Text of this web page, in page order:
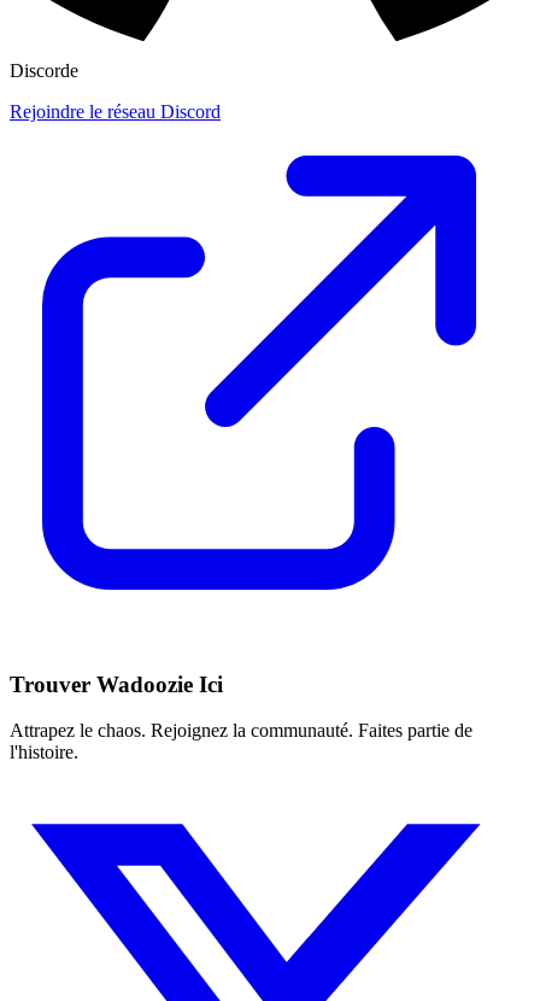
Discorde
Rejoindre le réseau Discord
Trouver Wadoozie Ici
Attrapez le chaos. Rejoignez la communauté. Faites partie de
l'histoire.